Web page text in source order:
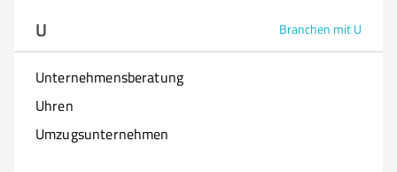
U Branchen mit U
Unternehmensberatung
Uhren
Umzugsunternehmen